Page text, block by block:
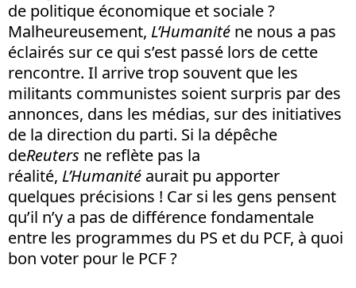
de politique économique et sociale ?
Malheureusement, L’Humanité ne nous a pas
éclairés sur ce qui s’est passé lors de cette
rencontre. Il arrive trop souvent que les
militants communistes soient surpris par des
annonces, dans les médias, sur des initiatives
de la direction du parti. Si la dépêche
deReuters ne reflète pas la
réalité, L’Humanité aurait pu apporter
quelques précisions ! Car si les gens pensent
qu’il n’y a pas de différence fondamentale
entre les programmes du PS et du PCF, à quoi
bon voter pour le PCF ?